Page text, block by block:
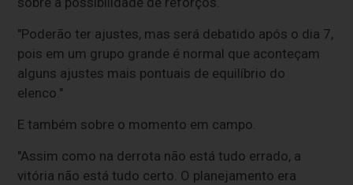
"Poderão ter ajustes, mas será debatido após o dia 7,
pois em um grupo grande é normal que aconteçam
alguns ajustes mais pontuais de equilíbrio do
elenco."
E também sobre o momento em campo.
"Assim como na derrota não está tudo errado, a
vitória não está tudo certo. O planejamento era